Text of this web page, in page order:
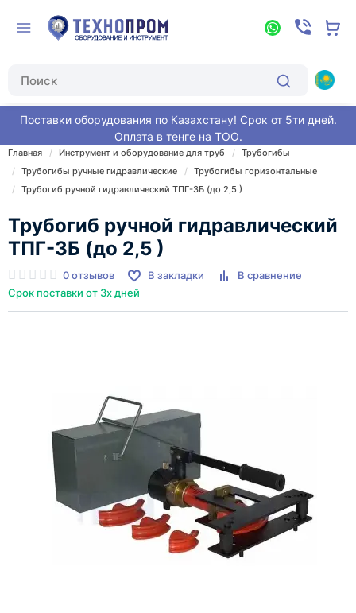
Поставки оборудования по Казахстану! Срок от 5ти дней.
Оплата в тенге на ТОО.
Главная Инструмент и оборудование для труб
Трубогибы
Трубогибы ручные гидравлические
Трубогибы горизонтальные
Трубогиб ручной гидравлический ТПГ-3Б (до 2,5 )
Трубогиб ручной гидравлический
ТПГ-3Б (до 2,5 )
0 отзывов В закладки
В сравнение
Срок поставки от 3х дней